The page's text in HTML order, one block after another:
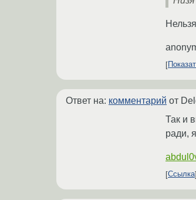
Ответ на: комментарий от
Так и
ради,
Ссылка